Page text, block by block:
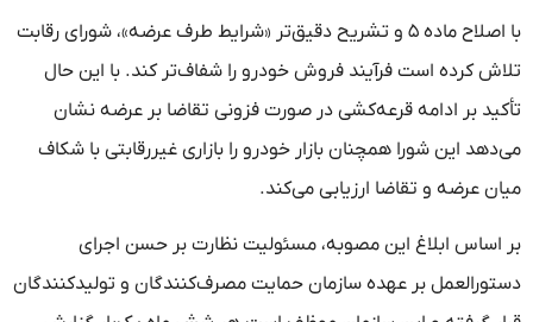
با اصلاح ماده ۵ و تشریح دقیق‌تر «شرایط طرف عرضه»، شورای رقابت
تلاش کرده است فرآیند فروش خودرو را شفاف‌تر کند. با این حال
تأکید بر ادامه قرعه‌کشی در صورت فزونی تقاضا بر عرضه نشان
می‌دهد این شورا همچنان بازار خودرو را بازاری غیررقابتی با شکاف
میان عرضه و تقاضا ارزیابی می‌کند.
بر اساس ابلاغ این مصوبه، مسئولیت نظارت بر حسن اجرای
دستورالعمل بر عهده سازمان حمایت مصرف‌کنندگان و تولیدکنندگان